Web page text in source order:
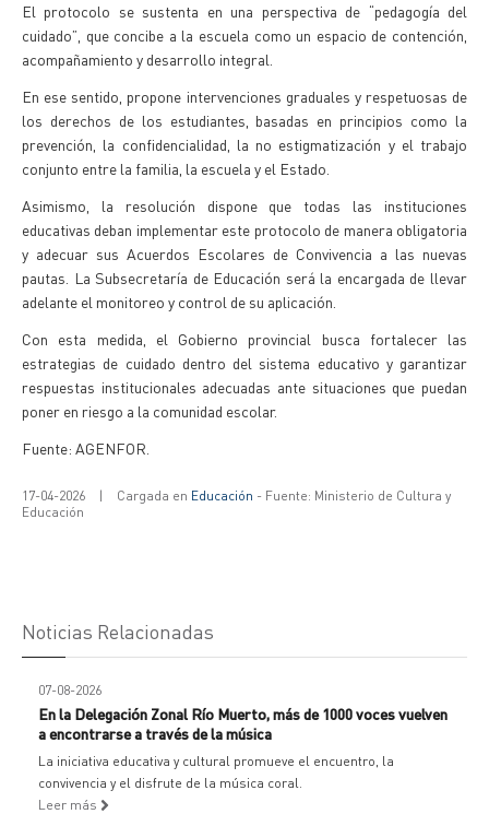
El protocolo se sustenta en una perspectiva de “pedagogía del
cuidado”, que concibe a la escuela como un espacio de contención,
acompañamiento y desarrollo integral.
En ese sentido, propone intervenciones graduales y respetuosas de
los derechos de los estudiantes, basadas en principios como la
prevención, la confidencialidad, la no estigmatización y el trabajo
conjunto entre la familia, la escuela y el Estado.
Asimismo, la resolución dispone que todas las instituciones
educativas deban implementar este protocolo de manera obligatoria
y adecuar sus Acuerdos Escolares de Convivencia a las nuevas
pautas. La Subsecretaría de Educación será la encargada de llevar
adelante el monitoreo y control de su aplicación.
Con esta medida, el Gobierno provincial busca fortalecer las
estrategias de cuidado dentro del sistema educativo y garantizar
respuestas institucionales adecuadas ante situaciones que puedan
poner en riesgo a la comunidad escolar.
Fuente: AGENFOR.
17-04-2026 | Cargada en Educación - Fuente: Ministerio de Cultura y
Educación
Noticias Relacionadas
07-08-2026
En la Delegación Zonal Río Muerto, más de 1000 voces vuelven
a encontrarse a través de la música
La iniciativa educativa y cultural promueve el encuentro, la
convivencia y el disfrute de la música coral.
Leer más